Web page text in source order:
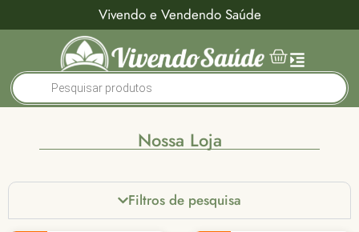
Vivendo e Vendendo Saúde
Nossa Loja
Filtros de pesquisa